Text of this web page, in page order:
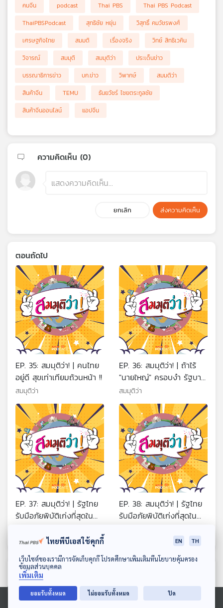
ดาวน์โหลด Thai PBS Podcast Application
คนจีน
podcast Thai PBS
Thai PBS Podcast
ThaiPBSPodcast
สุทธิชัย หยุ่น
วิสุทธิ์ คมวัชรพงศ์
เศรษฐกิจไทย
สมมติ เรื่องจริง
วิทย์ สิทธิเวคิน
วิจารณ์
สมมุติ สมมุติว่า
ประเด็นข่าว
บรรณาธิการข่าว
บก.ข่าว วิพากษ์
สมมติว่า
สินค้าจีน
TEMU
ธันยวัชร์ ไชยตระกูลชัย
สินค้าจีนออนไลน์
แอปจีน
ความคิดเห็น (0)
ยกเลิก ส่งความคิดเห็น
ตอนถัดไป
EP. 35: สมมุติว่า! | คนไทย
อยู่ดี สุขเท่าเทียมถ้วนหน้า !!
สมมุติว่า
EP. 36: สมมุติว่า! | ถ้าไร้
"นายใหญ่" ครอบงำ รัฐบาล
ไทยจะเป็นอย่างไร ?
สมมุติว่า
EP. 37: สมมุติว่า! | รัฐไทย
รับมือภัยพิบัติเก่งที่สุดใน
EP. 38: สมมุติว่า! | รัฐไทย
รับมือภัยพิบัติเก่งที่สุดใน
ตอนที่เกี่ยวข้อง
ไทยพีบีเอสใช้คุกกี้ EN TH
เว็บไซต์ของเรามีการจัดเก็บคุกกี้ โปรดศึกษาเพิ่มเติมที่นโยบายคุ้มครอง
ข้อมูลส่วนบุคคล
เพิ่มเติม
ยอมรับทั้งหมด ไม่ยอมรับทั้งหมด ปิด